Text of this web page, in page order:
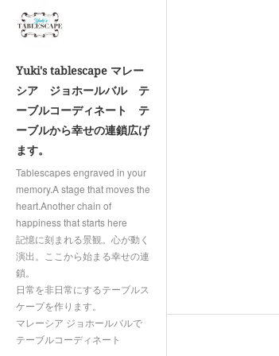
Yuki's tablescape マレー
シア ジョホールバル テ
ーブルコーディネート テ
ーブルから幸せの連鎖広げ
ます。
Tablescapes engraved in your
memory.A stage that moves the
heart.Another chain of
happiness that starts here
記憶に刻まれる景観。心が動く
演出。ここから始まる幸せの連
鎖。
日常を非日常にするテーブルス
ケープを作ります。
マレーシア ジョホールバルで
テーブルコーディネート